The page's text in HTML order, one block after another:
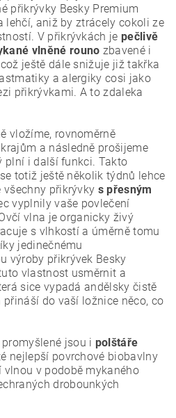
přikrývky Besky Premium
lehčí, aniž by ztrácely cokoli ze
V přikrývkách jepečlivě
vlněné rouno zbavené i
ještě dále snižuje již takřka
a alergiky cosi jako
přikrývkami. A to zdaleka
vložíme, rovnoměrně
a následně prošijeme
plní i další funkci. Takto
totiž ještě několik týdnů lehce
přikrývky s přesným
vyplnily vaše povlečení
vlna je organicky živý
s vlhkostí a úměrně tomu
jedinečnému
výroby přikrývek Besky
vlastnost usměrnit a
sice vypadá andělsky čistě
přináší do vaší ložnice něco, co
jsou i polštáře
nejlepší povrchové biobavlny
vlnou v podobě mykaného
drobounkých